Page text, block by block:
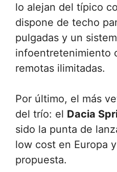
lo alejan del típico
dispone de techo
pulgadas y un
infoentretenimiento
remotas ilimitadas.
Por último, el más
del trío: el Dacia
sido la punta de
low cost en Europa
propuesta.